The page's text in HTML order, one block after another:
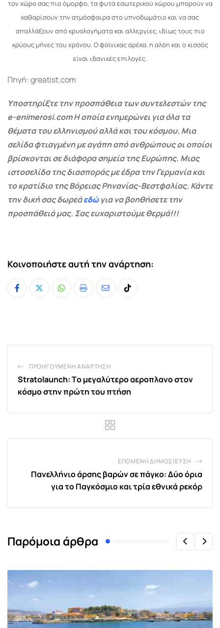
τον χώρο σας πιο όμορφο, τα φυτά εσωτερικού χώρου μπορούν να
καθαρίσουν την ατμόσφαιρα στο υπνοδωμάτιο και να σας
απαλλάξουν από κρυολογήματα και αλλεργίες, ιδίως τους πιο
κρύους μήνες του χρόνου. Ο φοίνικας αρέκα, η αλόη και ο κισσός
είναι ιδανικές επιλογές.
Πηγή: greatist.com
Υποστηρίξτε την προσπάθεια των συντελεστών της
e-enimerosi.com Η οποία ενημερώνει για όλα τα
θέματα του ελληνισμού αλλά και του κόσμου. Μια
σελίδα φτιαγμένη με αγάπη από ανθρώπους οι οποίοι
βρίσκονται σε διάφορα σημεία της Ευρώπης. Μιας
ιστοσελίδα της διασποράς με έδρα την Γερμανία και
το κρατίδιο της Βόρειας Ρηνανίας-Βεστφαλίας. Κάντε
την δική σας δωρεάεδώγια να βοηθήσετε την
προσπάθειά μας. Σας ευχαριστούμε θερμά!!!
Κοινοποιήστε αυτή την ανάρτηση:
Whatsapp
Print
ShareTiktok
ΠΡΟΗΓΟΎΜΕΝΗ ΑΝΆΡΤΗΣΗ
Stratolaunch: Tο μεγαλύτερο αεροπλανο στον
κόσμο στην πρώτη του πτήση
ΕΠΌΜΕΝΗ ΔΗΜΟΣΊΕΥΣΗ
Πανελλήνιο άρσης βαρών σε πάγκο: Δύο όρια
για το Παγκόσμιο και τρία εθνικά ρεκόρ
Παρόμοια άρθρα